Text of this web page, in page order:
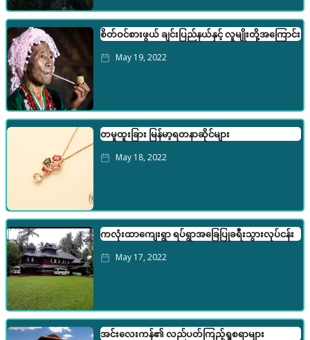
စိတ်ဝင်စားဖွယ် ချင်းပြည်နယ်နှင့် လူမျိုးတို့အကြောင်း
May 19, 2022
တမူထူးခြား မြန်မာ့ရတနာဆိုင်များ
May 18, 2022
ကလုံးထာကျေးရွာ ရပ်ရွာအခြေပြုခရီးသွားလုပ်ငန်း
May 17, 2022
အင်းလေးကန်၏ လည်ပတ်ကြည့်ရှုစရာများ